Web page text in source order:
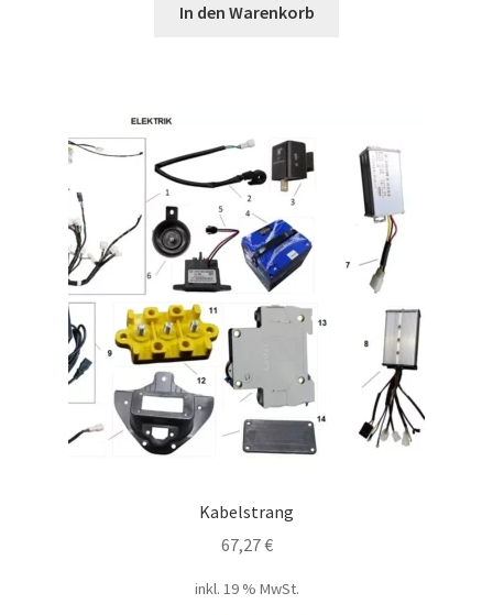
In den Warenkorb
Kabelstrang
67,27€
inkl. 19 % MwSt.